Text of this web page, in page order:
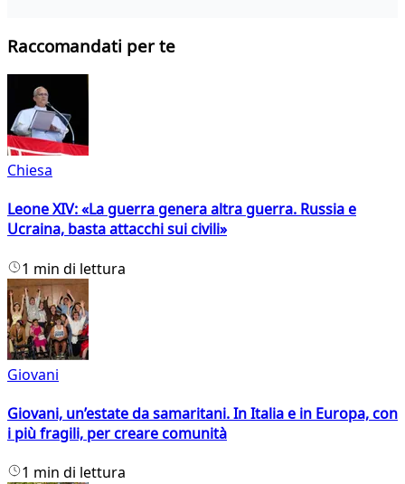
Raccomandati per te
Chiesa
Leone XIV: «La guerra genera altra guerra. Russia e
Ucraina, basta attacchi sui civili»
1 min di lettura
Giovani
Giovani, un’estate da samaritani. In Italia e in Europa, con
i più fragili, per creare comunità
1 min di lettura